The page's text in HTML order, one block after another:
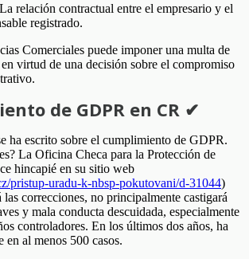
relación contractual entre el empresario y el
registrado.
Comerciales puede imponer una multa de
virtud de una decisión sobre el compromiso
de GDPR en CR ✔
ha escrito sobre el cumplimiento de GDPR.
La Oficina Checa para la Protección de
hincapié en su sitio web
pristup-uradu-k-nbsp-pokutovani/d-31044)
correcciones, no principalmente castigará
y mala conducta descuidada, especialmente
controladores. En los últimos dos años, ha
en al menos 500 casos.